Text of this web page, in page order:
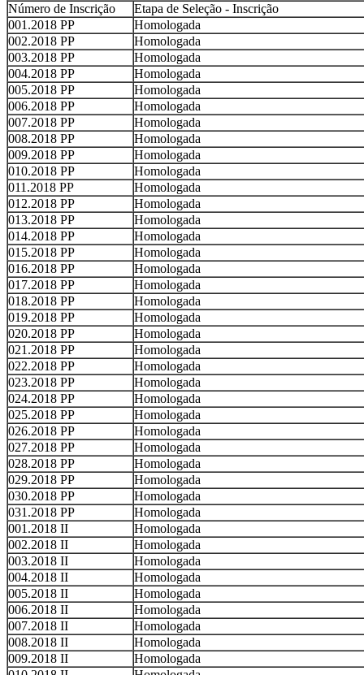
Número de Inscrição
Etapa de Seleção - Inscrição
001.2018 PP
Homologada
002.2018 PP
Homologada
003.2018 PP
Homologada
004.2018 PP
Homologada
005.2018 PP
Homologada
006.2018 PP
Homologada
007.2018 PP
Homologada
008.2018 PP
Homologada
009.2018 PP
Homologada
010.2018 PP
Homologada
011.2018 PP
Homologada
012.2018 PP
Homologada
013.2018 PP
Homologada
014.2018 PP
Homologada
015.2018 PP
Homologada
016.2018 PP
Homologada
017.2018 PP
Homologada
018.2018 PP
Homologada
019.2018 PP
Homologada
020.2018 PP
Homologada
021.2018 PP
Homologada
022.2018 PP
Homologada
023.2018 PP
Homologada
024.2018 PP
Homologada
025.2018 PP
Homologada
026.2018 PP
Homologada
027.2018 PP
Homologada
028.2018 PP
Homologada
029.2018 PP
Homologada
030.2018 PP
Homologada
031.2018 PP
Homologada
001.2018 II
Homologada
002.2018 II
Homologada
003.2018 II
Homologada
004.2018 II
Homologada
005.2018 II
Homologada
006.2018 II
Homologada
007.2018 II
Homologada
008.2018 II
Homologada
009.2018 II
Homologada